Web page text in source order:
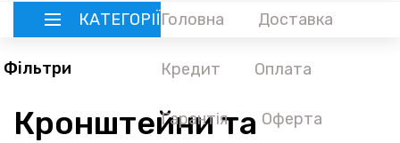
КАТЕГОРІЇГоловна Доставка
Кредит Оплата
Гарантія Оферта
РУССКИЙ
ГОЛОВНА
Фільтри
Кронштейни та